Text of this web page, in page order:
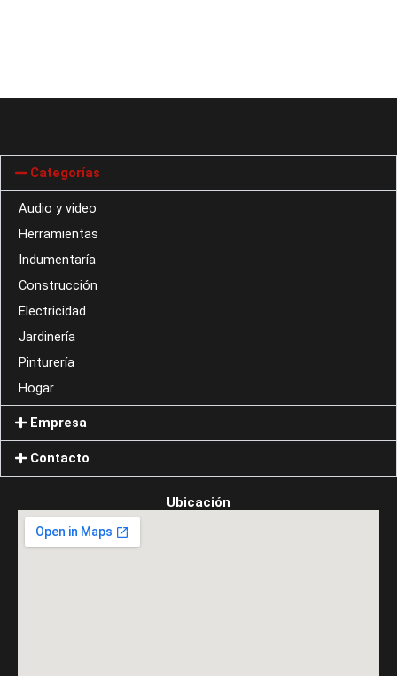
Categorías
Audio y video
Herramientas
Indumentaría
Construcción
Electricidad
Jardinería
Pinturería
Hogar
Empresa
Contacto
Ubicación